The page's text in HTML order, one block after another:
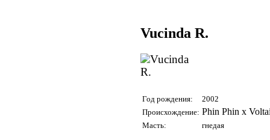
Vucinda R.
Год рождения:
2002
Происхождение: Phin Phin x
Масть: гнедая